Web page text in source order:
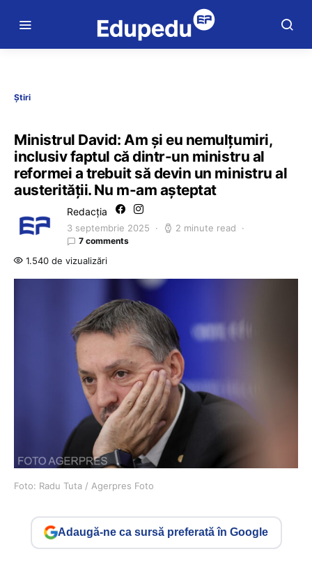
Știri
Ministrul David: Am și eu nemulțumiri,
inclusiv faptul că dintr-un ministru al
reformei a trebuit să devin un ministru al
austerității. Nu m-am așteptat
Redacția
3 septembrie 2025 2 minute read
7 comments
1.540 de vizualizări
Foto: Radu Tuta / Agerpres Foto
Adaugă-ne ca sursă preferată în Google